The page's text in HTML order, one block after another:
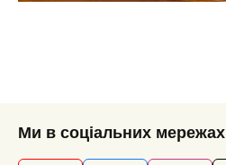
Ми в соціальних мережах